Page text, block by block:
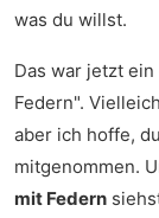
was du willst.
Das war jetzt
Federn".
aber ich hoffe,
mitgenommen.
mit Federn